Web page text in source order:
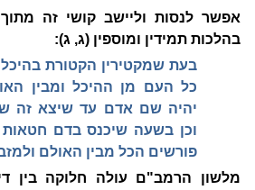
אפשר לנסות וליישב קושי זה
בהלכות תמידין ומוספין (ג, ג):
בעת שמקטירין הקטורת בהיכל
כל העם מן ההיכל ומבין
יהיה שם אדם עד שיצא זה
וכן בשעה שיכנס בדם
פורשים הכל מבין האולם
מלשון הרמב"ם עולה חלוקה בין